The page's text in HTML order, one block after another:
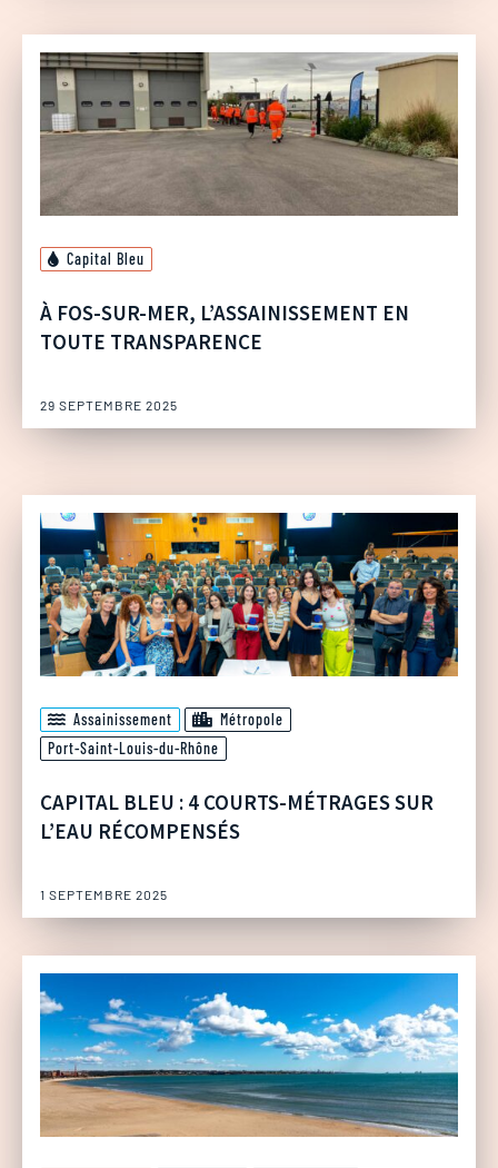
Capital Bleu
À FOS-SUR-MER, L’ASSAINISSEMENT EN
TOUTE TRANSPARENCE
29 SEPTEMBRE 2025
Assainissement
Métropole
Port-Saint-Louis-du-Rhône
CAPITAL BLEU : 4 COURTS-MÉTRAGES SUR
L’EAU RÉCOMPENSÉS
1 SEPTEMBRE 2025